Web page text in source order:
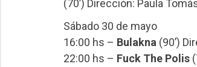
(70’) Dirección: Paula
Sábado 30 de mayo
16:00 hs – Bulakna (90’)
22:00 hs – Fuck The Polis